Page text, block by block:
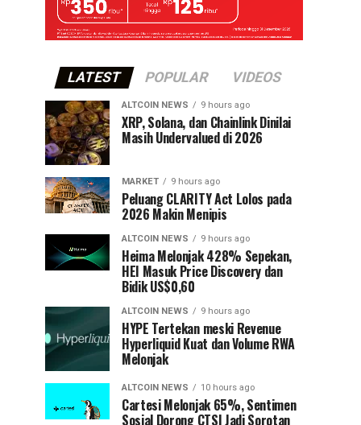
LATEST POPULAR VIDEOS
ALTCOIN NEWS 9 hours ago
XRP, Solana, dan Chainlink Dinilai
Masih Undervalued di 2026
MARKET 9 hours ago
Peluang CLARITY Act Lolos pada
2026 Makin Menipis
ALTCOIN NEWS 9 hours ago
Heima Melonjak 428% Sepekan,
HEI Masuk Price Discovery dan
Bidik US$0,60
ALTCOIN NEWS 9 hours ago
HYPE Tertekan meski Revenue
Hyperliquid Kuat dan Volume RWA
Melonjak
ALTCOIN NEWS 10 hours ago
Cartesi Melonjak 65%, Sentimen
Sosial Dorong CTSI Jadi Sorotan